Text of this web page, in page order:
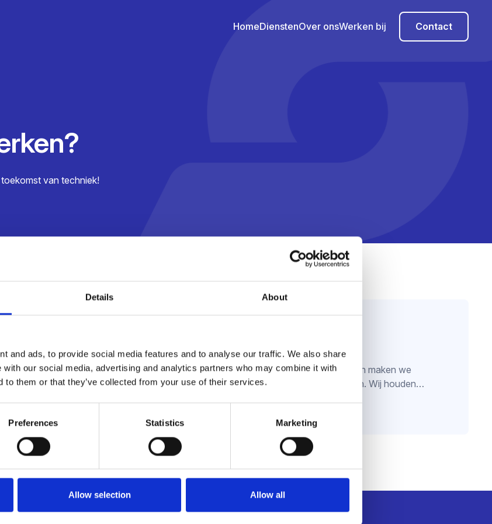
Details About
and ads, to provide social media features and to analyse our traffic. We also share
our social media, advertising and analytics partners who may combine it with
to them or that they’ve collected from your use of their services.
Preferences Statistics Marketing
Allow selection Allow all
HomeDienstenOver onsWerken bij Contact
van techniek!
we
houden…
Dit ga je doen Bij Sanders Machinefabriek in Westerhoven maken we
machineonderdelen en machineframes van groot tot klein. Wij houden…